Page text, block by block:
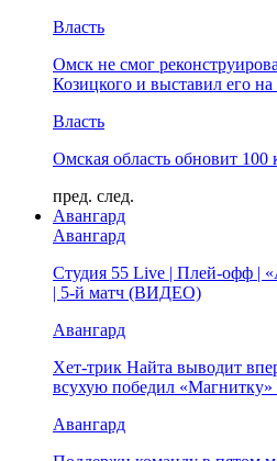
Власть
Омск не смог
Козицкого и выставил его на
Власть
Омская область обновит 100
пред. след.
Авангард
Авангард
Студия 55 Live | Плей-офф |
| 5-й матч (ВИДЕО)
Авангард
Хет-трик Найта выводит
всухую победил
Авангард